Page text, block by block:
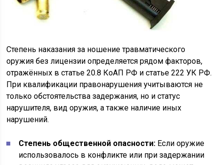
Степень наказания за ношение травматического
оружия без лицензии определяется рядом факторов,
отражённых в статье 20.8 КоАП РФ и статье 222 УК РФ.
При квалификации правонарушения учитываются не
только обстоятельства задержания, но и статус
нарушителя, вид оружия, а также наличие иных
нарушений.
Степень общественной опасности: Если оружие
использовалось в конфликте или при задержании